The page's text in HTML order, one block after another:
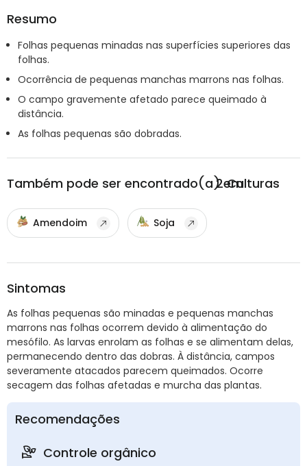
Resumo
Folhas pequenas minadas nas superfícies superiores das
folhas.
Ocorrência de pequenas manchas marrons nas folhas.
O campo gravemente afetado parece queimado à
distância.
As folhas pequenas são dobradas.
Também pode ser encontrado(a) em
2Culturas
Amendoim Soja
Sintomas
As folhas pequenas são minadas e pequenas manchas
marrons nas folhas ocorrem devido à alimentação do
mesófilo. As larvas enrolam as folhas e se alimentam delas,
permanecendo dentro das dobras. À distância, campos
severamente atacados parecem queimados. Ocorre
secagem das folhas afetadas e murcha das plantas.
Recomendações
Controle orgânico